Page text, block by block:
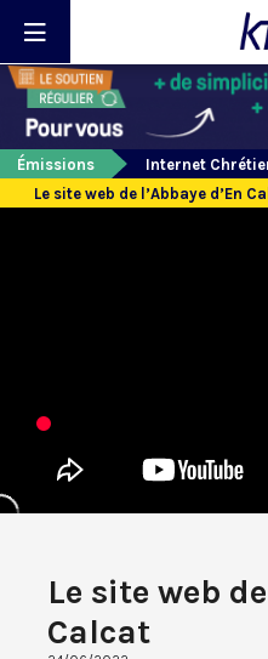
Émissions
Internet
Le site web de l’Abbaye d’En
Le site web
Calcat